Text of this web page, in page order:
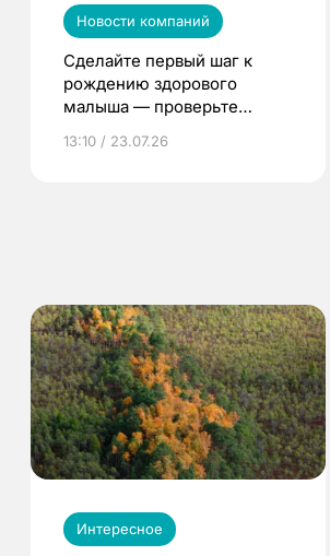
Новости компаний
Сделайте первый шаг к
рождению здорового
малыша — проверьте
по ОМС!
13:10 / 23.07.26
Интересное